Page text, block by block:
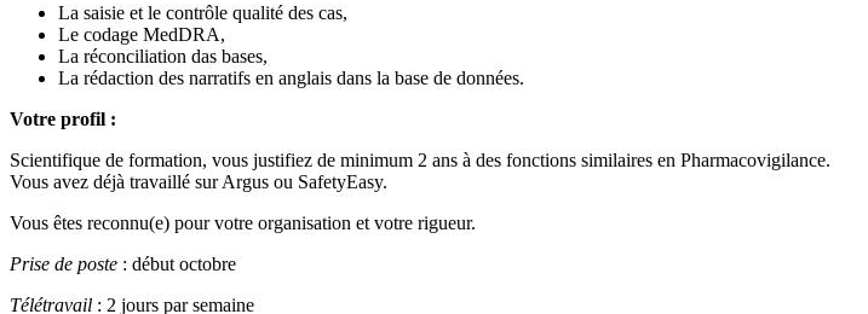
La saisie et le contrôle qualité des cas,
Le codage MedDRA,
La réconciliation das bases,
La rédaction des narratifs en anglais dans la base de données.
Votre profil :
Scientifique de formation, vous justifiez de minimum 2 ans à des fonctions similaires en Pharmacovigilance.
Vous avez déjà travaillé sur Argus ou SafetyEasy.
Vous êtes reconnu(e) pour votre organisation et votre rigueur.
Prise de poste : début octobre
Télétravail : 2 jours par semaine